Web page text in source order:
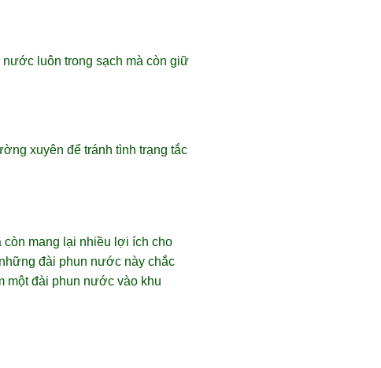
luôn trong sạch mà còn giữ
xuyên để tránh tình trạng tắc
còn mang lại nhiều lợi ích cho
đài phun nước này chắc
một đài phun nước vào khu